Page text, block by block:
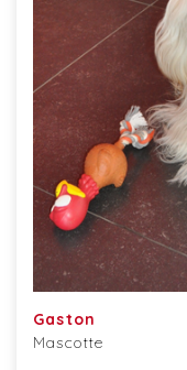
Gaston
Mascotte